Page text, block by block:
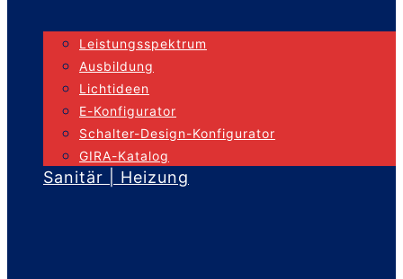
Leistungsspektrum
Ausbildung
Lichtideen
E-Konfigurator
Schalter-Design-Konfigurator
GIRA-Katalog
Sanitär | Heizung